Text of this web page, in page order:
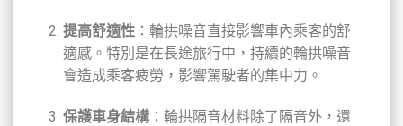
提高舒適性：輪拱噪音直接影響車內乘客的舒
適感。特別是在長途旅行中，持續的輪拱噪音
會造成乘客疲勞，影響駕駛者的集中力。
保護車身結構：輪拱隔音材料除了隔音外，還